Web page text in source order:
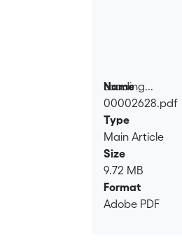
Loading...
Loading...
Name
00002628.pdf
Type
Main Article
Size
9.72 MB
Format
Adobe PDF